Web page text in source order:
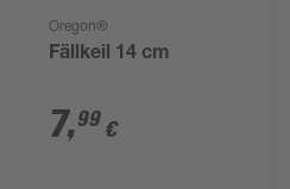
Oregon®
Fällkeil 14 cm
7,99 €